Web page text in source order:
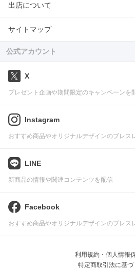
出店について
サイトマップ
公式アカウント
X
プレゼント企画や期間限定のキャンペーンを
Instagram
おすすめ商品やオリジナルデザインのブレス
LINE
新商品の情報や関連コンテンツを配信
Facebook
おすすめ商品やオリジナルデザインのブレス
利用規約・個人情報
特定商取引法に基づ